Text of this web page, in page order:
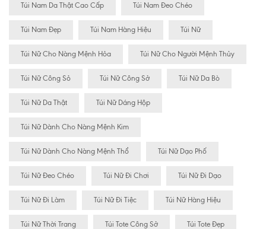
Túi Nam Da Thật Cao Cấp Túi Nam Đeo Chéo
Túi Nam Đẹp Túi Nam Hàng Hiệu Túi Nữ
Túi Nữ Cho Nàng Mệnh Hỏa Túi Nữ Cho Người Mệnh Thủy
Túi Nữ Công Sỏ Túi Nữ Công Sở Túi Nữ Da Bò
Túi Nữ Da Thật Túi Nữ Dáng Hộp
Túi Nữ Dành Cho Nàng Mệnh Kim
Túi Nữ Dành Cho Nàng Mệnh Thổ Túi Nữ Dạo Phố
Túi Nữ Đeo Chéo Túi Nữ Đi Chơi Túi Nữ Đi Dạo
Túi Nữ Đi Làm Túi Nữ Đi Tiệc Túi Nữ Hàng Hiệu
Túi Nữ Thời Trang Túi Tote Công Sở Túi Tote Đẹp